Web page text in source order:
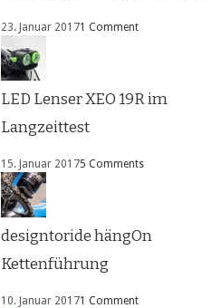
23. Januar 20171 Comment
LED Lenser XEO 19R im
Langzeittest
15. Januar 20175 Comments
designtoride hängOn
Kettenführung
10. Januar 20171 Comment